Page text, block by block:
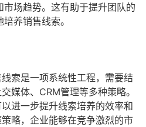
场趋势。这有助于提升团队的
养销售线索。
索是一项系统性工程，需要结
媒体、CRM管理等多种策略。
进一步提升线索培养的效率和
略，企业能够在竞争激烈的市